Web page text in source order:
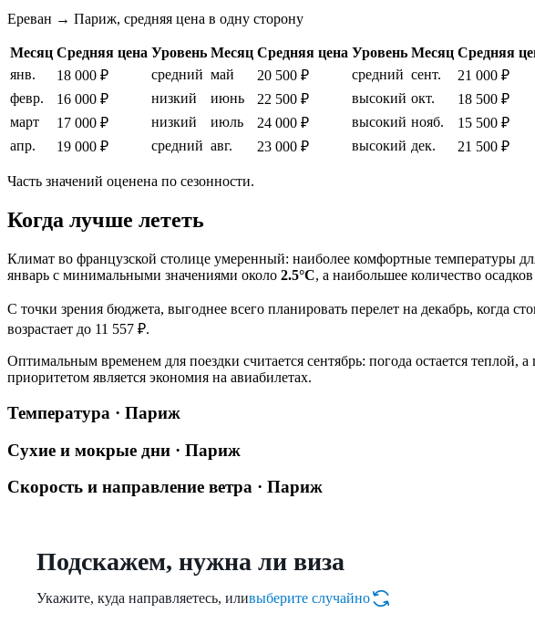
Ереван → Париж, средняя цена в одну сторону
Месяц Средняя цена Уровень Месяц Средняя цена Уровень Месяц Средняя
янв.
18 000 ₽ средний май 20 500 ₽ средний сент. 21 000 ₽
февр.
16 000 ₽ низкий июнь 22 500 ₽ высокий окт. 18 500 ₽
март
17 000 ₽ низкий июль 24 000 ₽ высокий нояб. 15 500 ₽
апр.
19 000 ₽ средний авг. 23 000 ₽ высокий дек. 21 500 ₽
Часть значений оценена по сезонности.
Когда лучше лететь
Климат во французской столице умеренный: наиболее комфортные температуры
январь с минимальными значениями около 2.5°C, а наибольшее количество
С точки зрения бюджета, выгоднее всего планировать перелет на декабрь, когда
возрастает до 11 557 ₽.
Оптимальным временем для поездки считается сентябрь: погода остается
приоритетом является экономия на авиабилетах.
Температура · Париж
Сухие и мокрые дни · Париж
Скорость и направление ветра · Париж
Подскажем, нужна ли виза
Укажите, куда направляетесь, иливыберите случайно